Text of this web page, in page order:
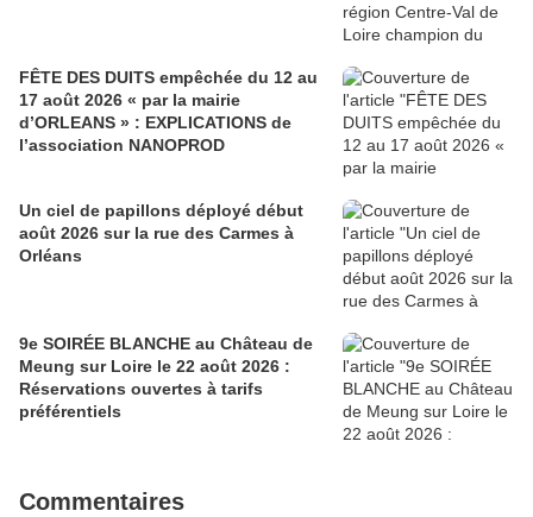
FÊTE DES DUITS empêchée du 12 au
17 août 2026 « par la mairie
d’ORLEANS » : EXPLICATIONS de
l’association NANOPROD
Un ciel de papillons déployé début
août 2026 sur la rue des Carmes à
Orléans
9e SOIRÉE BLANCHE au Château de
Meung sur Loire le 22 août 2026 :
Réservations ouvertes à tarifs
préférentiels
Commentaires